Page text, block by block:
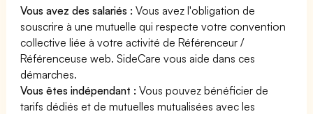
Vous avez des salariés : Vous avez l'obligation de
souscrire à une mutuelle qui respecte votre convention
collective liée à votre activité de Référenceur /
Référenceuse web. SideCare vous aide dans ces
démarches.
Vous êtes indépendant : Vous pouvez bénéficier de
tarifs dédiés et de mutuelles mutualisées avec les